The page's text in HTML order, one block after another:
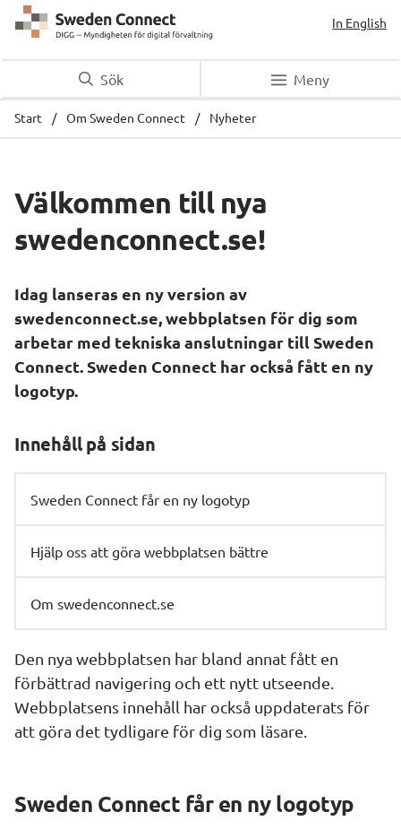
In English
Sök Meny
Start / Om Sweden Connect / Nyheter
Välkommen till nya
swedenconnect.se!
swedenconnect.se, webbplatsen för dig som
arbetar med tekniska anslutningar till Sweden
Connect. Sweden Connect har också fått en ny
logotyp.
Innehåll på sidan
Sweden Connect får en ny logotyp
Hjälp oss att göra webbplatsen bättre
Om swedenconnect.se
Den nya webbplatsen har bland annat fått en
förbättrad navigering och ett nytt utseende.
Webbplatsens innehåll har också uppdaterats för
att göra det tydligare för dig som läsare.
Sweden Connect får en ny logotyp